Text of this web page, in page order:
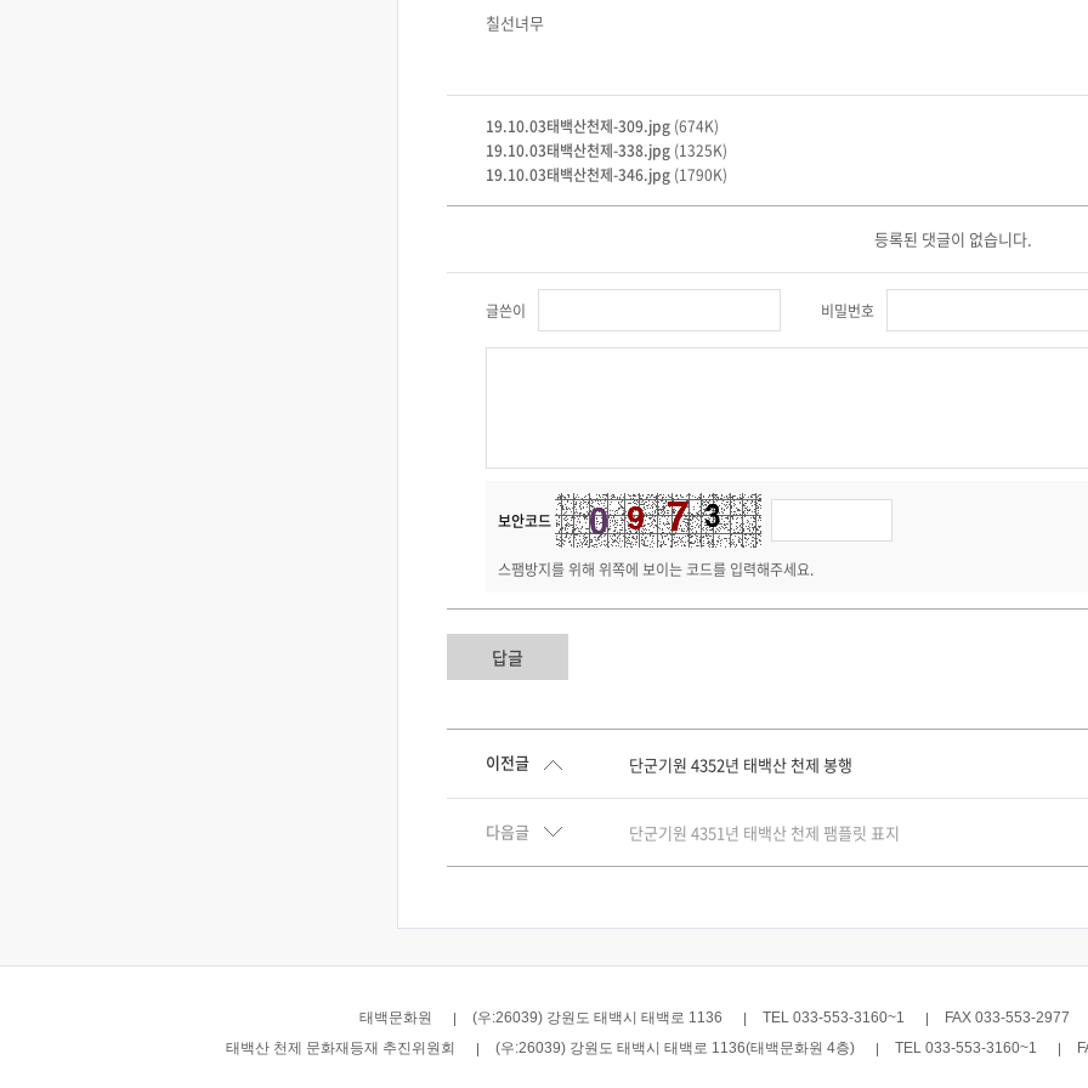
칠선녀무
19.10.03태백산천제-309.jpg (674K)
19.10.03태백산천제-338.jpg (1325K)
19.10.03태백산천제-346.jpg (1790K)
등록된 댓글이 없습니다.
글쓴이 비밀번호
보안코드
스팸방지를 위해 위쪽에 보이는 코드를 입력해주세요.
답글
이전글 단군기원 4352년 태백산 천제 봉행
다음글 단군기원 4351년 태백산 천제 팸플릿 표지
태백문화원 (우:26039) 강원도 태백시 태백로 1136 TEL 033-553-3160~1
FAX 033-553-2977
태백산 천제 문화재등재 추진위원회
(우:26039) 강원도 태백시 태백로 1136(태백문화원 4층) TEL 033-553-3160~1